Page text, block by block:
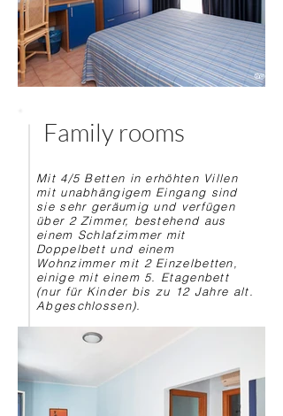
Family rooms
Mit 4/5 Betten in erhöhten Villen
mit unabhängigem Eingang sind
sie sehr geräumig und verfügen
über 2 Zimmer, bestehend aus
einem Schlafzimmer mit
Doppelbett und einem
Wohnzimmer mit 2 Einzelbetten,
einige mit einem 5. Etagenbett
(nur für Kinder bis zu 12 Jahre alt.
Abgeschlossen).